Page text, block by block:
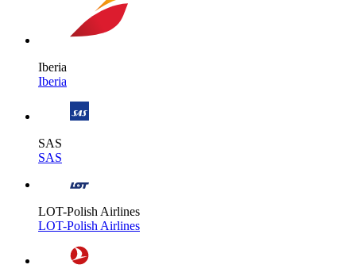
Iberia
Iberia
SAS
SAS
LOT-Polish Airlines
LOT-Polish Airlines